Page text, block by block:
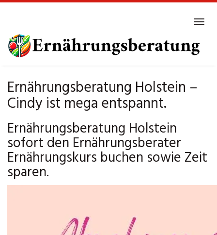
main
content
Ernährungsberatung Holstein –
Cindy ist mega entspannt.
Ernährungsberatung Holstein
sofort den Ernährungsberater
Ernährungskurs buchen sowie Zeit
sparen.